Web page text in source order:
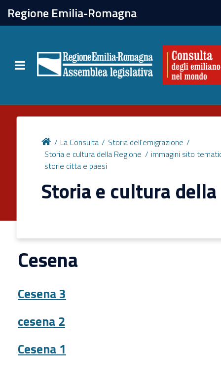
Regione Emilia-Romagna
Toggle navigation
chiudi
Attività
Per chi vive all'estero
Newsletter La Consulta
Storia dell'emigrazione
Storia e cultura della Regione
immagini sito
storie citta e paesi
Storia e cultura
Cesena
Cesena 3
cesena 2
Cesena 1